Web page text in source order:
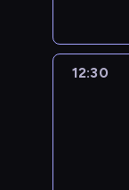
12:30